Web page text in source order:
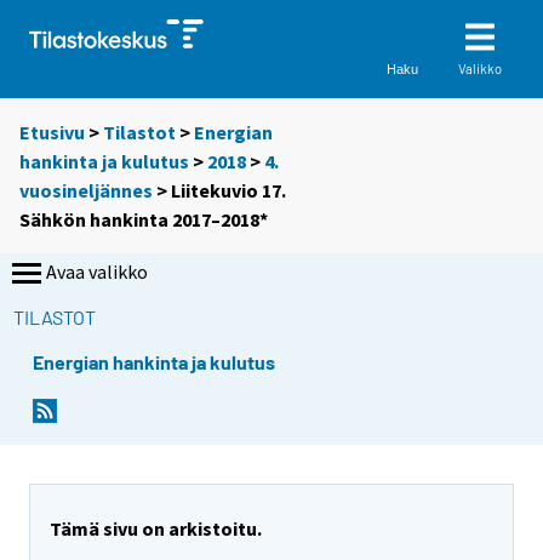
Haku Valikko
Etusivu > Tilastot > Energian
hankinta ja kulutus > 2018 > 4.
vuosineljännes > Liitekuvio 17.
Sähkön hankinta 2017–2018*
Avaa valikko
TILASTOT
Energian hankinta ja kulutus
Tämä sivu on arkistoitu.